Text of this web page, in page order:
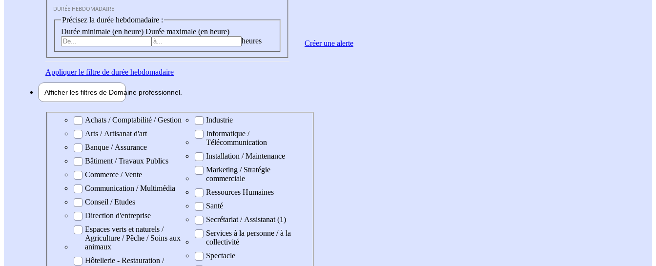
DURÉE HEBDOMADAIRE
Précisez la durée hebdomadaire :
Durée minimale (en heure) Durée maximale (en heure)
heures
Appliquerle filtre de durée hebdomadaire
Afficher les filtres de Domaine professionnel
Domaine professionel
Achats / Comptabilité / Gestion
Arts / Artisanat d'art
Banque / Assurance
Bâtiment / Travaux Publics
Commerce / Vente
Communication / Multimédia
Conseil / Etudes
Direction d'entreprise
Espaces verts et naturels /
Agriculture / Pêche / Soins aux
animaux
Hôtellerie - Restauration /
Industrie
Informatique /
Télécommunication
Installation / Maintenance
Marketing / Stratégie
commerciale
Ressources Humaines
Santé
Secrétariat / Assistanat (1)
Services à la personne / à la
collectivité
Spectacle
Créer une alerte